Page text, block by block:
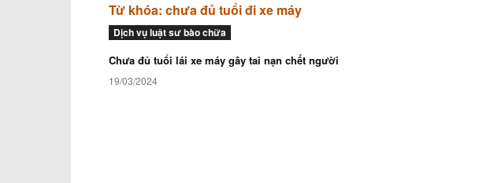
Từ khóa: chưa đủ tuổi đi xe máy
Dịch vụ luật sư bào chữa
Chưa đủ tuổi lái xe máy gây tai nạn chết người
19/03/2024